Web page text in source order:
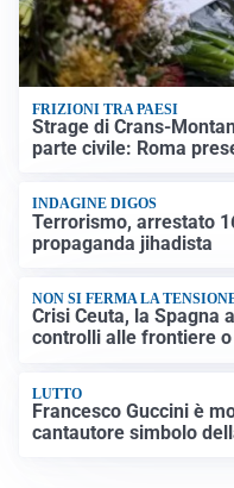
FRIZIONI TRA PAESI
Strage di Crans-
parte civile: Roma
INDAGINE DIGOS
Terrorismo, arrestato
propaganda jihadista
NON SI FERMA LA
Crisi Ceuta, la Spagna
controlli alle frontiere
LUTTO
Francesco Guccini è
cantautore simbolo